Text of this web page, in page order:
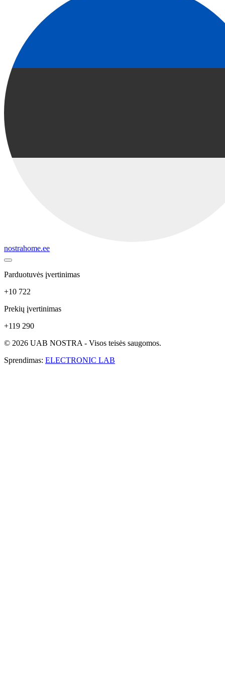
nostrahome.ee
Parduotuvės įvertinimas
+10 722
Prekių įvertinimas
+119 290
© 2026 UAB NOSTRA - Visos teisės saugomos.
Sprendimas: ELECTRONIC LAB